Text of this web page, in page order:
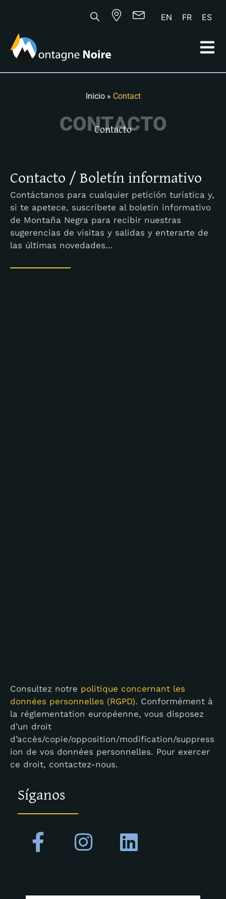
EN FR ES
Inicio» Contact
CONTACTO
Contacto
Contacto / Boletín informativo
Contáctanos para cualquier petición turística y,
si te apetece, suscríbete al boletín informativo
de Montaña Negra para recibir nuestras
sugerencias de visitas y salidas y enterarte de
las últimas novedades…
Consultez notre politique concernant les
données personnelles (RGPD). Conformément à
la réglementation européenne, vous disposez
d’un droit
d’accès/copie/opposition/modification/suppress
ion de vos données personnelles. Pour exercer
ce droit, contactez-nous.
Síganos